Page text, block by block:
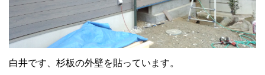
白井です、杉板の外壁を貼っています。